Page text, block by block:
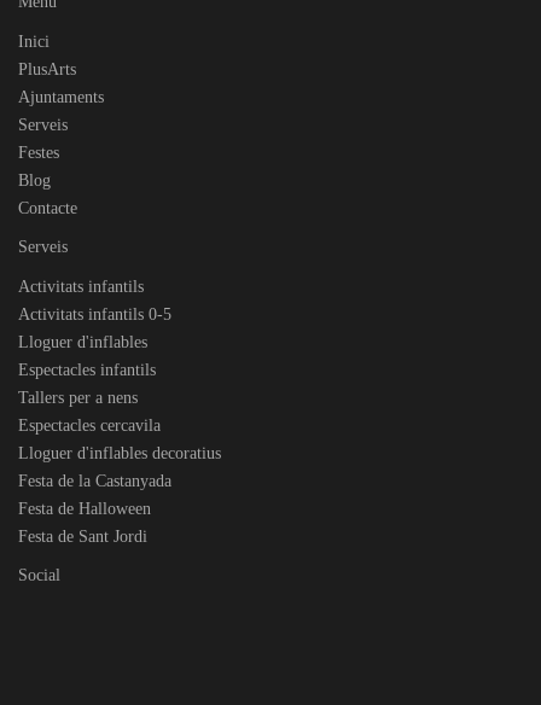
Inici
PlusArts
Ajuntaments
Serveis
Festes
Blog
Contacte
Serveis
Activitats infantils
Activitats infantils 0-5
Lloguer d'inflables
Espectacles infantils
Tallers per a nens
Espectacles cercavila
Lloguer d'inflables decoratius
Festa de la Castanyada
Festa de Halloween
Festa de Sant Jordi
Social